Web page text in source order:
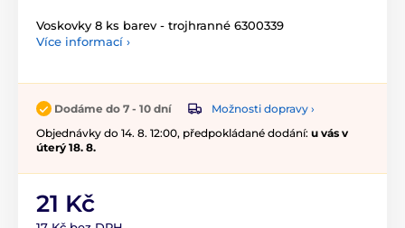
Voskovky 8 ks barev - trojhranné 6300339
Více informací ›
Dodáme do 7 - 10 dní
Možnosti dopravy ›
Objednávky do 14. 8. 12:00, předpokládané dodání: u vás v
úterý 18. 8.
21 Kč